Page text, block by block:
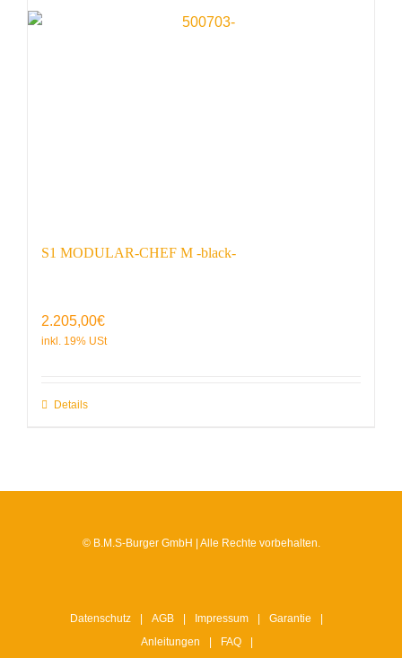
S1 MODULAR-CHEF M -black-
2.205,00€
Details
© B.M.S-Burger GmbH | Alle Rechte vorbehalten.
Datenschutz AGB Impressum
Garantie
Anleitungen
FAQ